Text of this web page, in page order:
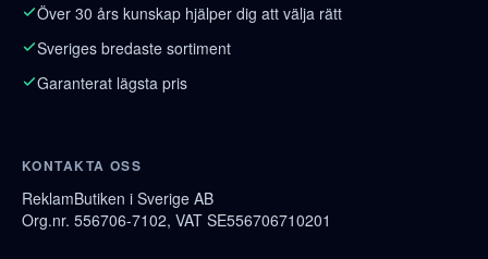
Över 30 års kunskap hjälper dig att välja rätt
Sveriges bredaste sortiment
Garanterat lägsta pris
KONTAKTA OSS
ReklamButiken i Sverige AB
Org.nr. 556706-7102, VAT SE556706710201